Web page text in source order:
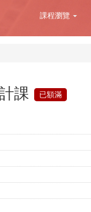
課程瀏覽
課 已額滿